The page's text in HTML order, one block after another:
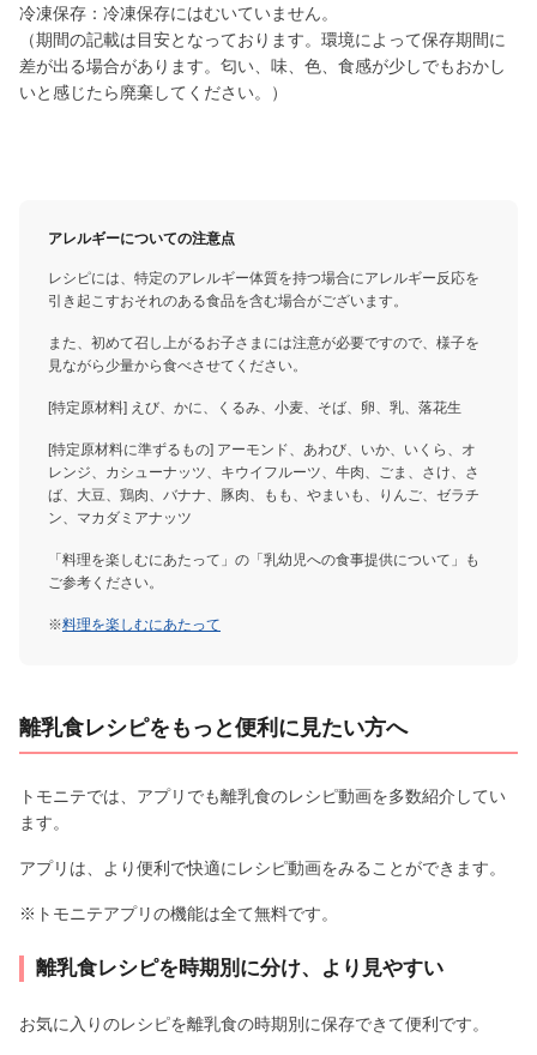
冷凍保存：冷凍保存にはむいていません。
（期間の記載は目安となっております。環境によって保存期間に
差が出る場合があります。匂い、味、色、食感が少しでもおかし
いと感じたら廃棄してください。）
アレルギーについての注意点
レシピには、特定のアレルギー体質を持つ場合にアレルギー反応を
引き起こすおそれのある食品を含む場合がございます。
また、初めて召し上がるお子さまには注意が必要ですので、様子を
見ながら少量から食べさせてください。
[特定原材料] えび、かに、くるみ、小麦、そば、卵、乳、落花生
[特定原材料に準ずるもの] アーモンド、あわび、いか、いくら、オ
レンジ、カシューナッツ、キウイフルーツ、牛肉、ごま、さけ、さ
ば、大豆、鶏肉、バナナ、豚肉、もも、やまいも、りんご、ゼラチ
ン、マカダミアナッツ
「料理を楽しむにあたって」の「乳幼児への食事提供について」も
ご参考ください。
※料理を楽しむにあたって
離乳食レシピをもっと便利に見たい方へ
トモニテでは、アプリでも離乳食のレシピ動画を多数紹介してい
ます。
アプリは、より便利で快適にレシピ動画をみることができます。
※トモニテアプリの機能は全て無料です。
離乳食レシピを時期別に分け、より見やすい
お気に入りのレシピを離乳食の時期別に保存できて便利です。